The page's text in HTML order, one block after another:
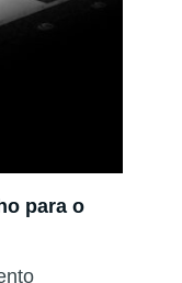
para o